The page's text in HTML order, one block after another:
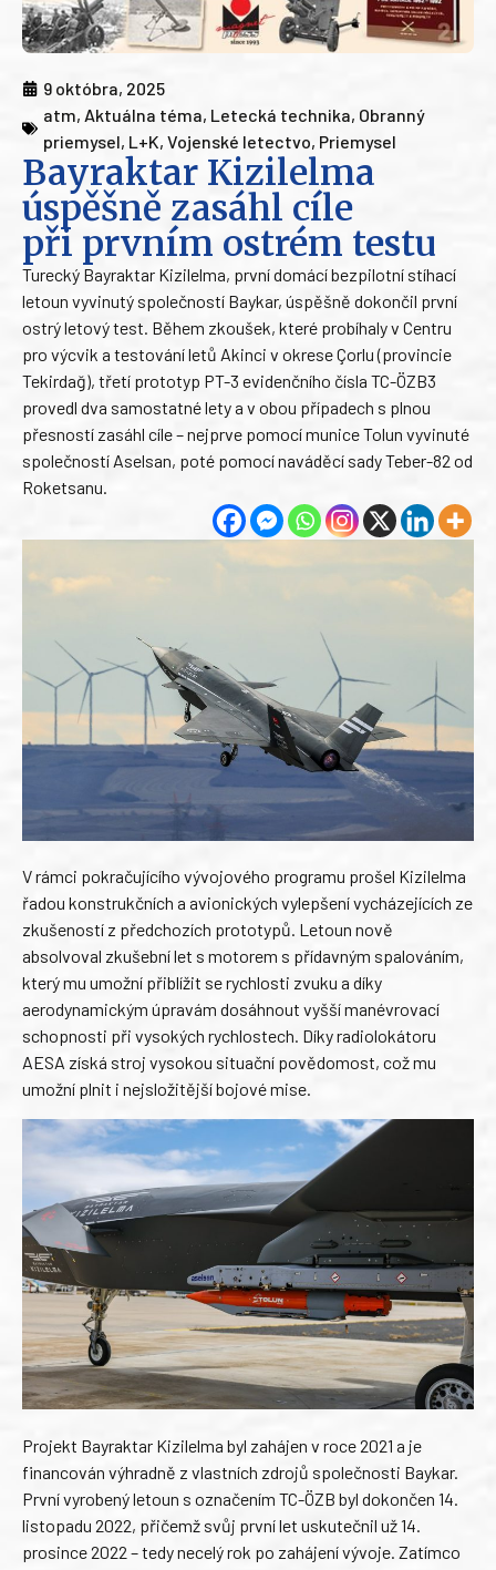
9 októbra, 2025
atm, Aktuálna téma, Letecká technika, Obranný
priemysel, L+K, Vojenské letectvo, Priemysel
Bayraktar Kizilelma
úspěšně zasáhl cíle
při prvním ostrém testu
Turecký Bayraktar Kizilelma, první domácí bezpilotní stíhací
letoun vyvinutý společností Baykar, úspěšně dokončil první
ostrý letový test. Během zkoušek, které probíhaly v Centru
pro výcvik a testování letů Akinci v okrese Çorlu (provincie
Tekirdağ), třetí prototyp PT-3 evidenčního čísla TC-ÖZB3
provedl dva samostatné lety a v obou případech s plnou
přesností zasáhl cíle – nejprve pomocí munice Tolun vyvinuté
společností Aselsan, poté pomocí naváděcí sady Teber-82 od
Roketsanu.
V rámci pokračujícího vývojového programu prošel Kizilelma
řadou konstrukčních a avionických vylepšení vycházejících ze
zkušeností z předchozích prototypů. Letoun nově
absolvoval zkušební let s motorem s přídavným spalováním,
který mu umožní přiblížit se rychlosti zvuku a díky
aerodynamickým úpravám dosáhnout vyšší manévrovací
schopnosti při vysokých rychlostech. Díky radiolokátoru
AESA získá stroj vysokou situační povědomost, což mu
umožní plnit i nejsložitější bojové mise.
Projekt Bayraktar Kizilelma byl zahájen v roce 2021 a je
financován výhradně z vlastních zdrojů společnosti Baykar.
První vyrobený letoun s označením TC-ÖZB byl dokončen 14.
listopadu 2022, přičemž svůj první let uskutečnil už 14.
prosince 2022 – tedy necelý rok po zahájení vývoje. Zatímco